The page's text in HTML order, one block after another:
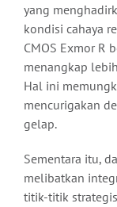
yang
kondisi cahaya
CMOS Exmor R
menangkap
Hal ini
mencurigakan
gelap.
Sementara itu,
melibatkan
titik-titik